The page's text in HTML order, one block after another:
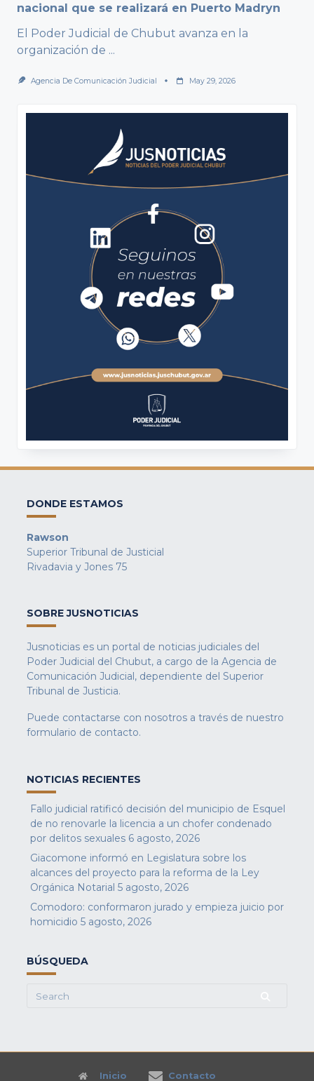
nacional que se realizará en Puerto Madryn
El Poder Judicial de Chubut avanza en la
organización de ...
Agencia De Comunicación Judicial May 29, 2026
DONDE ESTAMOS
Rawson
Superior Tribunal de Justicial
Rivadavia y Jones 75
SOBRE JUSNOTICIAS
Jusnoticias es un portal de noticias judiciales del
Poder Judicial del Chubut, a cargo de la Agencia de
Comunicación Judicial, dependiente del Superior
Tribunal de Justicia.
Puede contactarse con nosotros a través de nuestro
formulario de contacto.
NOTICIAS RECIENTES
Fallo judicial ratificó decisión del municipio de Esquel
de no renovarle la licencia a un chofer condenado
por delitos sexuales 6 agosto, 2026
Giacomone informó en Legislatura sobre los
alcances del proyecto para la reforma de la Ley
Orgánica Notarial 5 agosto, 2026
Comodoro: conformaron jurado y empieza juicio por
homicidio 5 agosto, 2026
BÚSQUEDA
Search
Inicio Contacto